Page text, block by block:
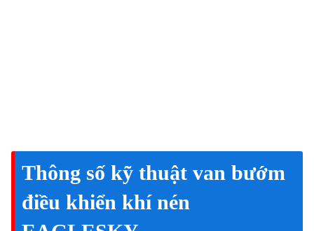
Thông số kỹ thuật van bướm
điều khiển khí nén